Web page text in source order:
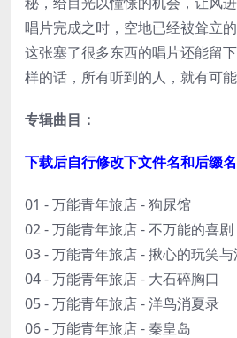
唱片完成之时，空地已经被耸立
这张塞了很多东西的唱片还能留
样的话，所有听到的人，就有可能
专辑曲目：
下载后自行修改下文件名和后缀名
01 - 万能青年旅店 - 狗尿馆
02 - 万能青年旅店 - 不万能的喜剧
03 - 万能青年旅店 - 揪心的玩笑
04 - 万能青年旅店 - 大石碎胸口
05 - 万能青年旅店 - 洋鸟消夏录
06 - 万能青年旅店 - 秦皇岛